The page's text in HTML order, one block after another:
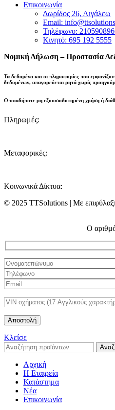
Επικοινωνία
Δωρίδος 26, Αιγάλεω
Email:
Τηλέφωνο:
Κινητό: 695 192 5555
Νομική Δήλωση – Προστασία
Τα δεδομένα και οι πληροφορίες που
δεδομένων, απαγορεύεται ρητά χωρίς
Οποιαδήποτε μη εξουσιοδοτημένη χρήση ή
Πληρωμές:
Μεταφορικές:
Κοινωνικά Δίκτυα:
© 2025 TTSolutions | Με
Ο
Κλείσε
Αρχική
Η Εταιρεία
Κατάστημα
Νέα
Επικοινωνία